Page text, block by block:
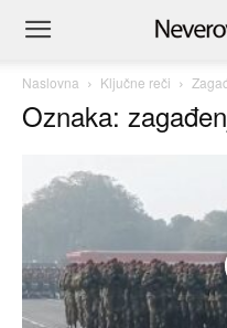
Naslovna Ključne reči
Oznaka: